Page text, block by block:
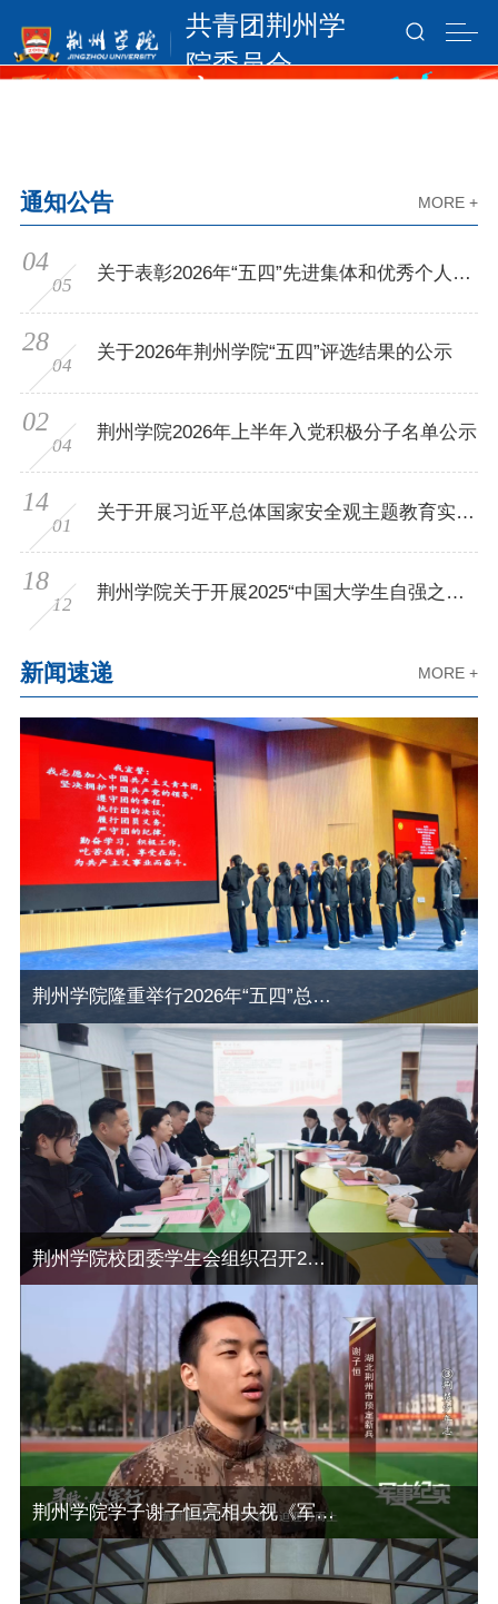
共青团荆州学
院委员会
通知公告 MORE +
04
05
关于表彰2026年“五四”先进集体和优秀个人的
28
04
关于2026年荆州学院“五四”评选结果的公示
02
04
荆州学院2026年上半年入党积极分子名单公示
14
01
关于开展习近平总体国家安全观主题教育实践
18
12
荆州学院关于开展2025“中国大学生自强之
新闻速递 MORE +
荆州学院隆重举行2026年“五四”总结表彰大会
荆州学院校团委学生会组织召开2025-2026学年干部座谈会
荆州学院学子谢子恒亮相央视《军事纪实》，诠释携笔从戎青春担当